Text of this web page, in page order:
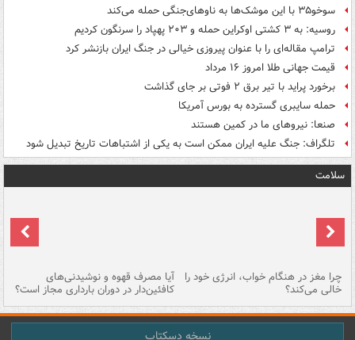
سوخو۳۵ با این موشک‌ها به ناوهای‌جنگی حمله می‌کند
روسیه: به ۳ کشتی اوکراین حمله و ۲۰۳ پهپاد را سرنگون کردیم
ترامپ مقاله‌ای را با عنوان پیروزی خیالی در جنگ ایران بازنشر کرد
قیمت جهانی طلا امروز ۱۶ مرداد
برخورد پراید با تیر برق ۲ فوتی بر جای گذاشت
حمله سایبری گسترده به بورس آمریکا
صنعا: نیروهای ما در کمین‌ هستند
تلگراف: جنگ علیه ایران ممکن است به یکی از اشتباهات تاریخ تبدیل شود
سلامت
چرا مغز در هنگام خواب، انرژی خود را
خالی می‌کند؟
آیا مصرف قهوه و نوشیدنی‌های
کافئین‌دار در دوران بارداری مجاز است؟
نسخه دسکتاپ